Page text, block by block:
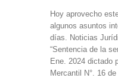
Hoy aprovecho
algunos asuntos
días. Noticias
“Sentencia de la
Ene. 2024 dictado
Mercantil N°. 16